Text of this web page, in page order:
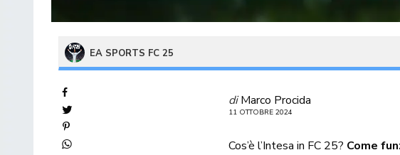
EA SPORTS FC 25
di Marco Procida
11 OTTOBRE 2024
Cos’è l’Intesa in FC 25? Come